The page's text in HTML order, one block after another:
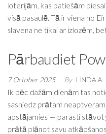
loterijām, kas patiešām
visā pasaulē. Tā ir viena no
slavena ne tikai ar izlozēm,
Pārbaudiet
7 October 2025 By LINDA A
Ik pēc dažām dienām tas
sasniedz prātam
apstājamies — parasti stāvot
prātā plānot savu